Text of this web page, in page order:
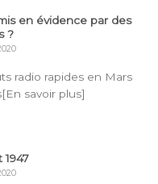
en évidence par des
?
radio rapides en Mars
savoir plus]
1947